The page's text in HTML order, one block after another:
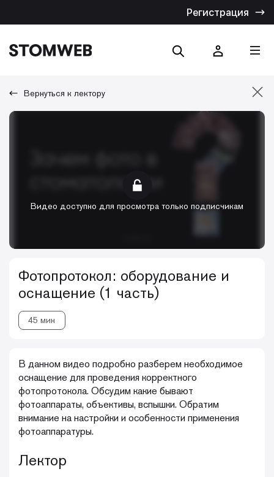
Регистрация
Вернуться к лектору
Видео доступно для просмотра только подписчикам
Фотопротокол: оборудование и
оснащение (1 часть)
45 мин
В данном видео подробно разберем необходимое
оснащение для проведения корректного
фотопротокола. Обсудим какие бывают
фотоаппараты, объективы, вспышки. Обратим
внимание на настройки и особенности применения
фотоаппаратуры.
Лектор
Отмена